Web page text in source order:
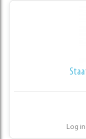
Log